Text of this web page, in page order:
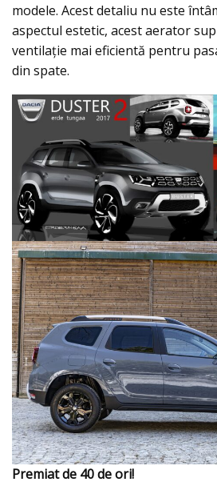
modele. Acest detaliu nu este
aspectul estetic, acest aerator
ventilație mai eficientă pentru
din spate.
Premiat de 40 de ori!